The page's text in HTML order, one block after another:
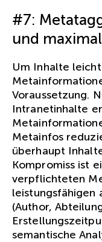
#7:
und
Um Inhalte
Voraussetzung.
Intranetinhalte
Metainfos
überhaupt
Kompromiss ist
verpflichteten
leistungsfähigen
(Author,
semantische